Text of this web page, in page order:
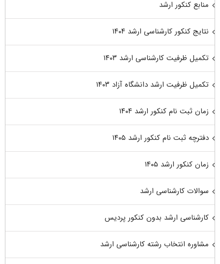
منابع کنکور ارشد
نتایج کنکور کارشناسی ارشد ۱۴۰۴
تکمیل ظرفیت کارشناسی ارشد ۱۴۰۳
تکمیل ظرفیت ارشد دانشگاه آزاد ۱۴۰۳
زمان ثبت نام کنکور ارشد ۱۴۰۴
دفترچه ثبت نام کنکور ارشد ۱۴۰۵
زمان کنکور ارشد ۱۴۰۵
سوالات کارشناسی ارشد
کارشناسی ارشد بدون کنکور پردیس
مشاوره انتخاب رشته کارشناسی ارشد